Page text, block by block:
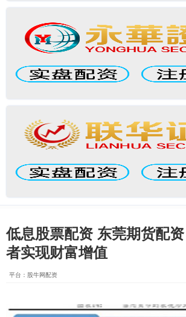
低息股票配资 东莞期货配
者实现财富增值
平台：股牛网配资